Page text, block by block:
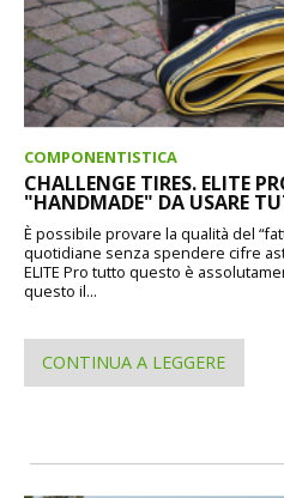
COMPONENTISTICA
CHALLENGE TIRES. ELITE
"HANDMADE" DA USARE
È possibile provare la qualità del
quotidiane senza spendere cifre
ELITE Pro tutto questo è
questo il...
CONTINUA A LEGGERE